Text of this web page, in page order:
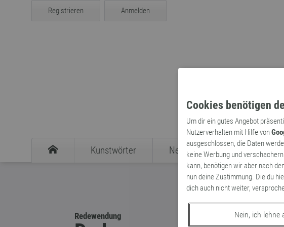
Cookies benötigen
Um dir ein gutes Angebot
Nutzerverhalten mit Hilfe von
ausgeschlossen, die Daten
keine Werbung und
kann, benötigen wir aber nach
nun deine Zustimmung. Die du
dich auch nicht weiter,
Nein, ich lehne
Registrieren Anmelden
Kunstwörter Neologismen
Redewendung